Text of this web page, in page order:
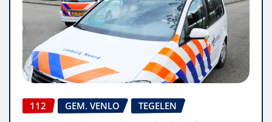
112 GEM. VENLO TEGELEN